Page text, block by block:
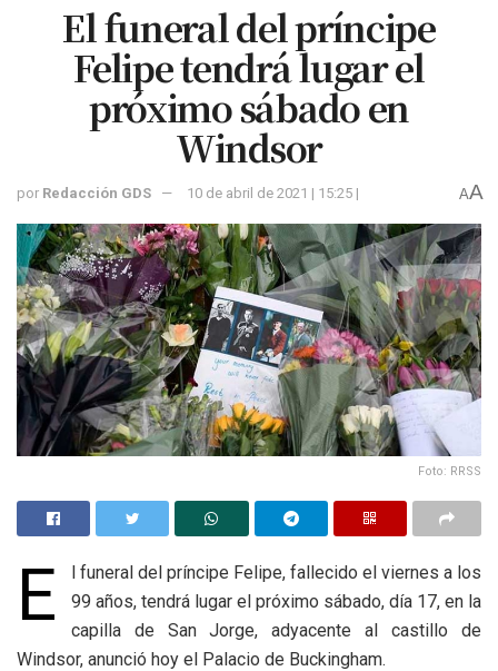
El funeral del príncipe
Felipe tendrá lugar el
próximo sábado en
Windsor
por Redacción GDS 10 de abril de 2021 | 15:25 | AA
Foto: RRSS
E
l funeral del príncipe Felipe, fallecido el viernes a los
99 años, tendrá lugar el próximo sábado, día 17, en la
capilla de San Jorge, adyacente al castillo de
Windsor, anunció hoy el Palacio de Buckingham.